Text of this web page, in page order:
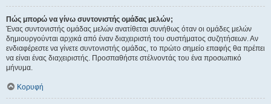
Πώς μπορώ να γίνω συντονιστής ομάδας μελών;
Ένας συντονιστής ομάδας μελών ανατίθεται συνήθως όταν οι ομάδες μελών
δημιουργούνται αρχικά από έναν διαχειριστή του συστήματος συζητήσεων. Αν
ενδιαφέρεστε να γίνετε συντονιστής ομάδας, το πρώτο σημείο επαφής θα πρέπει
να είναι ένας διαχειριστής. Προσπαθήστε στέλνοντάς του ένα προσωπικό
μήνυμα.
Κορυφή